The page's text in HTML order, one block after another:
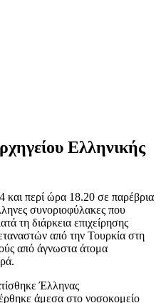
Ελληνικής
και περί ώρα 18.20 σε παρέβρια
συνοριοφύλακες που
τη διάρκεια επιχείρησης
από την Τουρκία στη
από άγνωστα άτομα
Έλληνας
άμεσα στο νοσοκομείο